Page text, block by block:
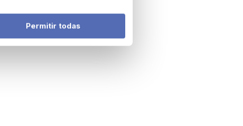
Permitir todas